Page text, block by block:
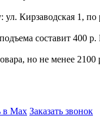
ул. Кирзаводская 1,
составит 400
но не менее 2100
в Max Заказать звонок